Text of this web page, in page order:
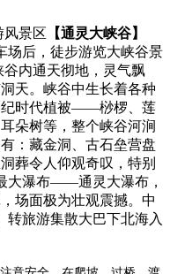
风景区 【通灵大峡谷】
场后，徒步游览大峡谷景
谷内通天彻地，灵气飘
天。峡谷中生长着各种
纪时代植被——桫椤、莲
朵树等，整个峡谷河涧
：藏金洞、古石垒营盘
葬令人仰观奇叹，特别
大瀑布——通灵大瀑布，
场面极为壮观震撼。中
转旅游集散大巴下北海入